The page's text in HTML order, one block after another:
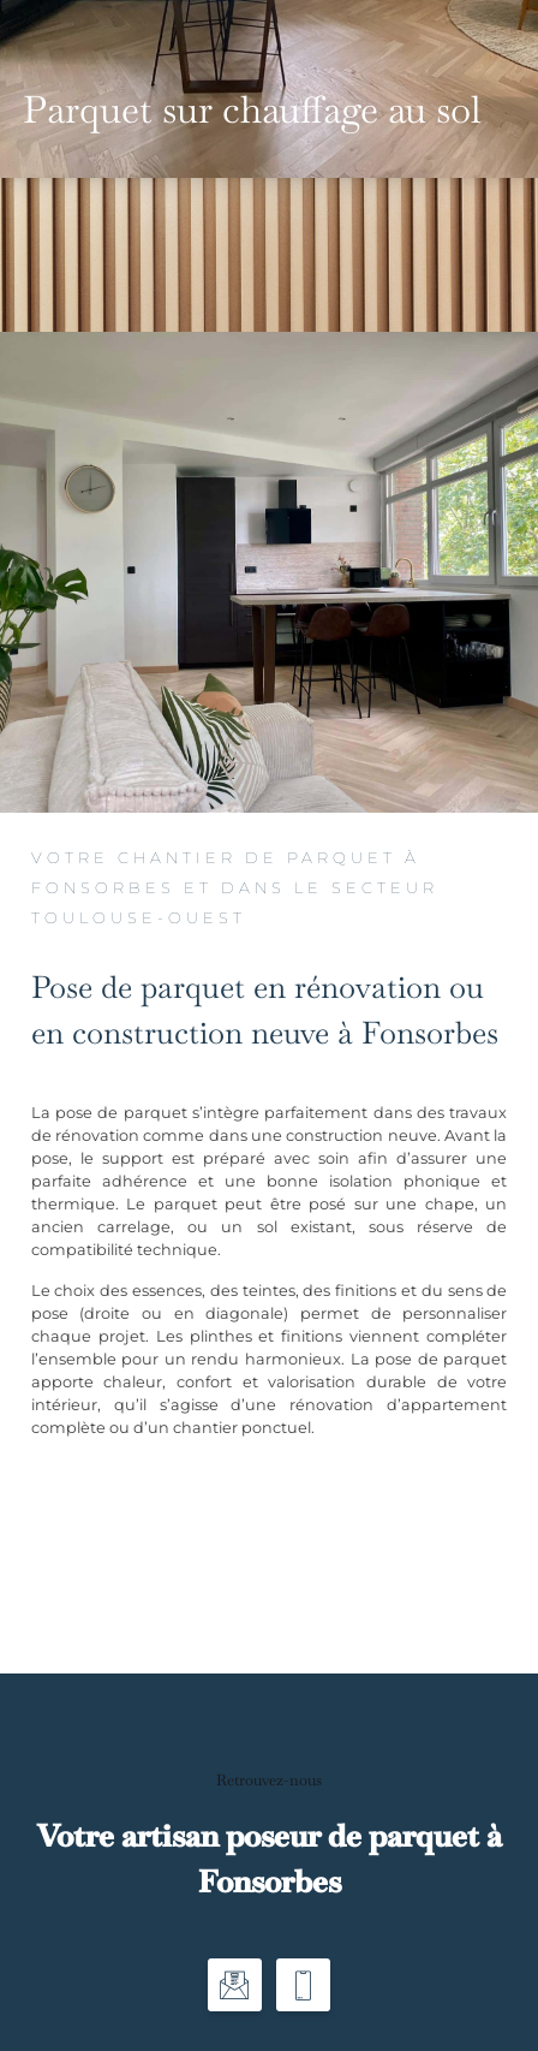
Parquet sur chauffage au sol
VOTRE CHANTIER DE PARQUET À
FONSORBES ET DANS LE SECTEUR
TOULOUSE-OUEST
Pose de parquet en rénovation ou
en construction neuve à Fonsorbes
La pose de parquet s’intègre parfaitement dans des travaux
de rénovation comme dans une construction neuve. Avant la
pose, le support est préparé avec soin afin d’assurer une
parfaite adhérence et une bonne isolation phonique et
thermique. Le parquet peut être posé sur une chape, un
ancien carrelage, ou un sol existant, sous réserve de
compatibilité technique.
Le choix des essences, des teintes, des finitions et du sens de
pose (droite ou en diagonale) permet de personnaliser
chaque projet. Les plinthes et finitions viennent compléter
l’ensemble pour un rendu harmonieux. La pose de parquet
apporte chaleur, confort et valorisation durable de votre
intérieur, qu’il s’agisse d’une rénovation d’appartement
complète ou d’un chantier ponctuel.
Retrouvez-nous
Votre artisan poseur de parquet à
Fonsorbes